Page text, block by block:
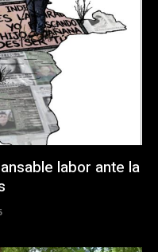
labor ante la